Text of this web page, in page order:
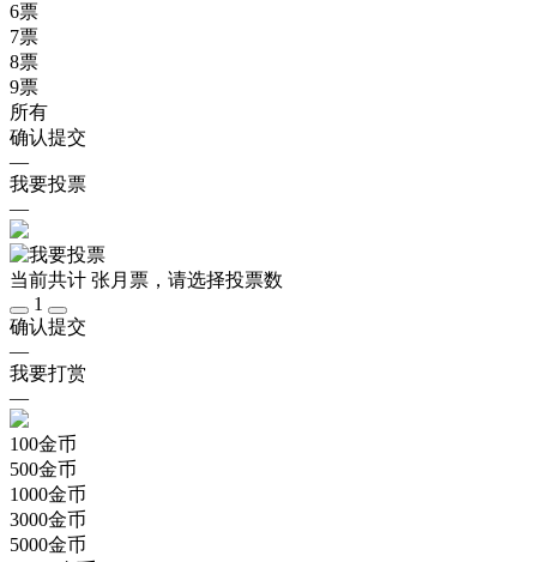
6票
7票
8票
9票
所有
确认提交
—
我要投票
—
当前共计 张月票，请选择投票数
1
确认提交
—
我要打赏
—
100金币
500金币
1000金币
3000金币
5000金币